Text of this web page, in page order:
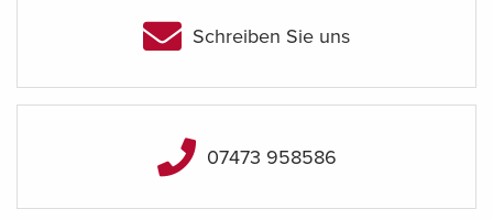
Schreiben Sie uns
07473 958586